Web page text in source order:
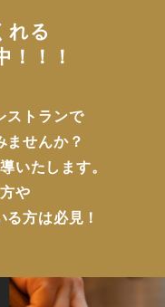
れる
！！！
ストランで
ませんか？
いたします。
や
方は必見！